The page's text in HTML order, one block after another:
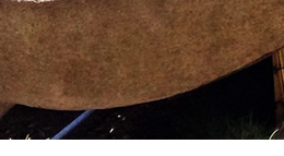
사찰앨범
동영상
찾아오시